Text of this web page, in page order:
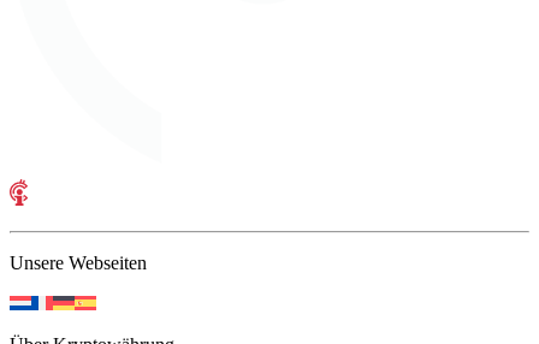
Unsere Webseiten